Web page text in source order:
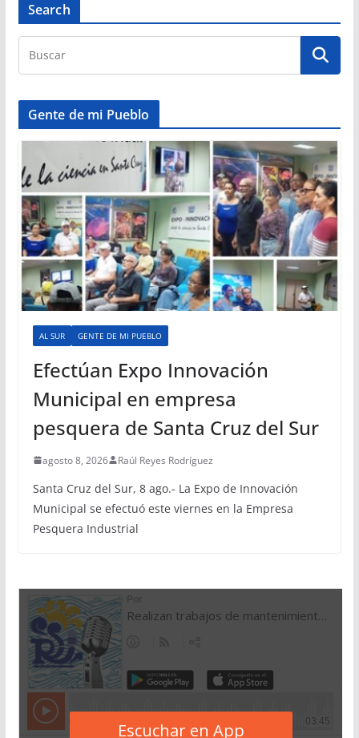
Search
Gente de mi Pueblo
AL SUR GENTE DE MI PUEBLO
Efectúan Expo Innovación
Municipal en empresa
pesquera de Santa Cruz del Sur
agosto 8, 2026 Raúl Reyes Rodríguez
Santa Cruz del Sur, 8 ago.- La Expo de Innovación
Municipal se efectuó este viernes en la Empresa
Pesquera Industrial